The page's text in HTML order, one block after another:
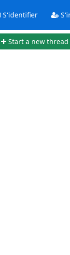
S'identifier
Start a new thread